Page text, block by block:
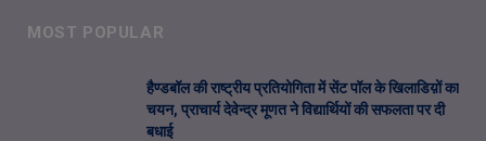
MOST POPULAR
हैण्डबॉल की राष्ट्रीय प्रतियोगिता में सेंट पॉल के खिलाडिय़ों का
चयन, प्राचार्य देवेन्द्र मूणत ने विद्यार्थियों की सफलता पर दी
बधाई